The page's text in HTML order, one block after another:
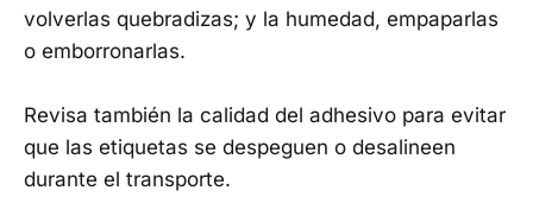
volverlas quebradizas; y la humedad, empaparlas
o emborronarlas.
Revisa también la calidad del adhesivo para evitar
que las etiquetas se despeguen o desalineen
durante el transporte.